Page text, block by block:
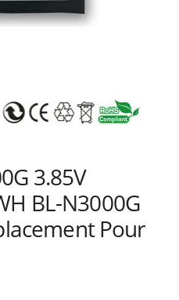
3.85V
BL-N3000G
Pour